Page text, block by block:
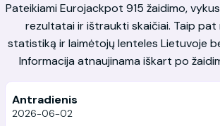
Pateikiami Eurojackpot 915 žaidimo,
rezultatai ir ištraukti skaičiai. Taip pat
statistiką ir laimėtojų lenteles Lietuvoje
Informacija atnaujinama iškart po
Antradienis
2026-06-02